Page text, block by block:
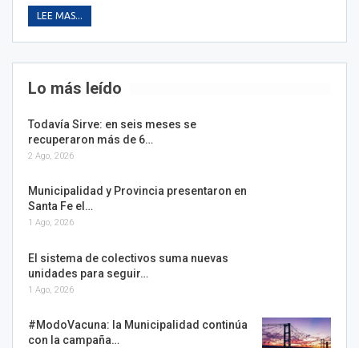
LEE MAS...
Lo más leído
Todavía Sirve: en seis meses se
recuperaron más de 6…
2 Ago, 2026
Municipalidad y Provincia presentaron en
Santa Fe el…
1 Ago, 2026
El sistema de colectivos suma nuevas
unidades para seguir…
1 Ago, 2026
#ModoVacuna: la Municipalidad continúa
con la campaña…